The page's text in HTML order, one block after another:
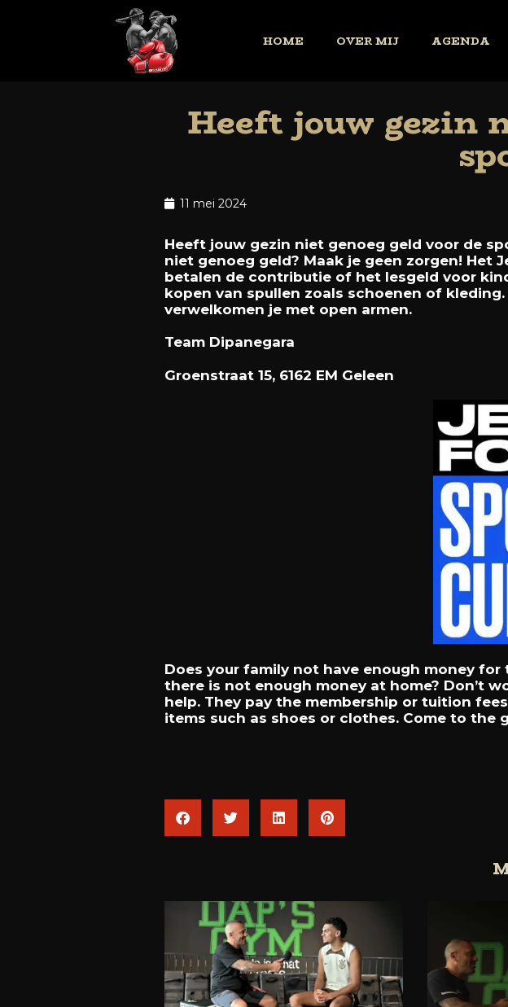
HOME OVER MIJ AGENDA
Heeft jouw gezin
11 mei 2024
Heeft jouw gezin niet genoeg geld voor de
niet genoeg geld? Maak je geen zorgen! Het
betalen de contributie of het lesgeld voor
kopen van spullen zoals schoenen of
verwelkomen je met open armen.
Team Dipanegara
Groenstraat 15, 6162 EM Geleen
Does your family not have enough money for
there is not enough money at home? Don’t
help. They pay the membership or tuition fees
items such as shoes or clothes. Come to the